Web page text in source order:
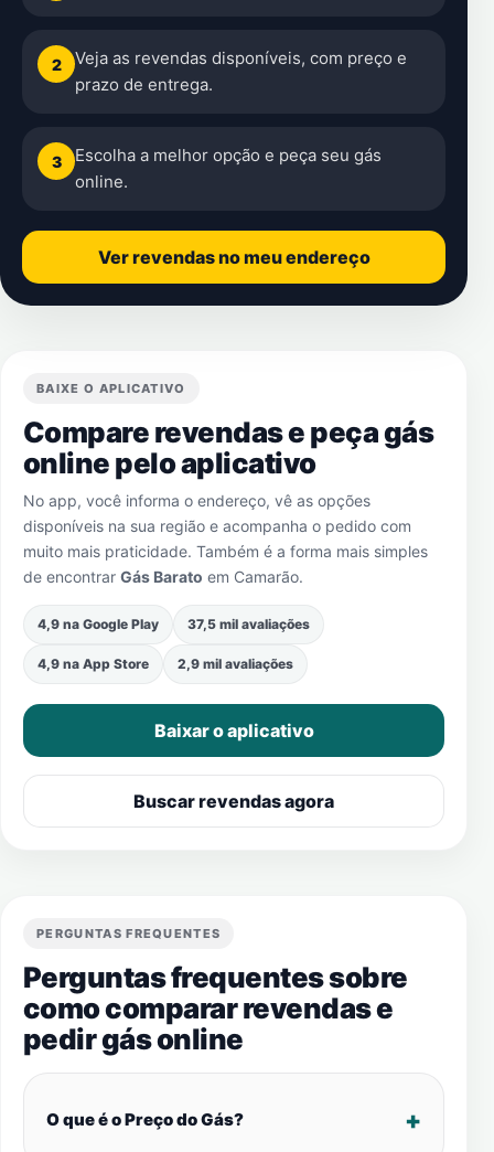
2
Veja as revendas disponíveis, com preço e
prazo de entrega.
3
Escolha a melhor opção e peça seu gás
online.
Ver revendas no meu endereço
BAIXE O APLICATIVO
Compare revendas e peça gás
online pelo aplicativo
No app, você informa o endereço, vê as opções
disponíveis na sua região e acompanha o pedido com
muito mais praticidade. Também é a forma mais simples
de encontrar Gás Barato em Camarão.
4,9 na Google Play 37,5 mil avaliações
4,9 na App Store 2,9 mil avaliações
Baixar o aplicativo
Buscar revendas agora
PERGUNTAS FREQUENTES
Perguntas frequentes sobre
como comparar revendas e
pedir gás online
O que é o Preço do Gás?